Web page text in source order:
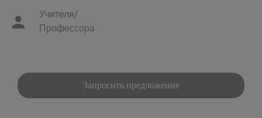
Учителя/
Профессора
Запросить предложение